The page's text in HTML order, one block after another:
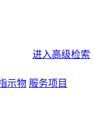
进入高级检索
示物 服务项目